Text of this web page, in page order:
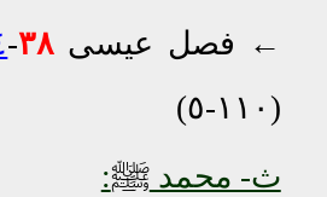
← فصل عيسى ٣٨-
(١١٠-٥)
ث- محمدﷺ: